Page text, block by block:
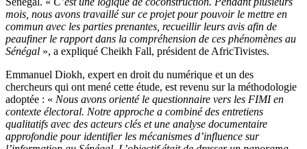
mois, nous avons travaillé sur ce projet pour pouvoir le mettre en
commun avec les parties prenantes, recueillir leurs avis afin de
peaufiner le rapport dans la compréhension de ces phénomènes au
Sénégal », a expliqué Cheikh Fall, président de AfricTivistes.
Emmanuel Diokh, expert en droit du numérique et un des
chercheurs qui ont mené cette étude, est revenu sur la méthodologie
adoptée : « Nous avons orienté le questionnaire vers les FIMI en
contexte électoral. Notre approche a combiné des entretiens
qualitatifs avec des acteurs clés et une analyse documentaire
approfondie pour identifier les mécanismes d’influence sur